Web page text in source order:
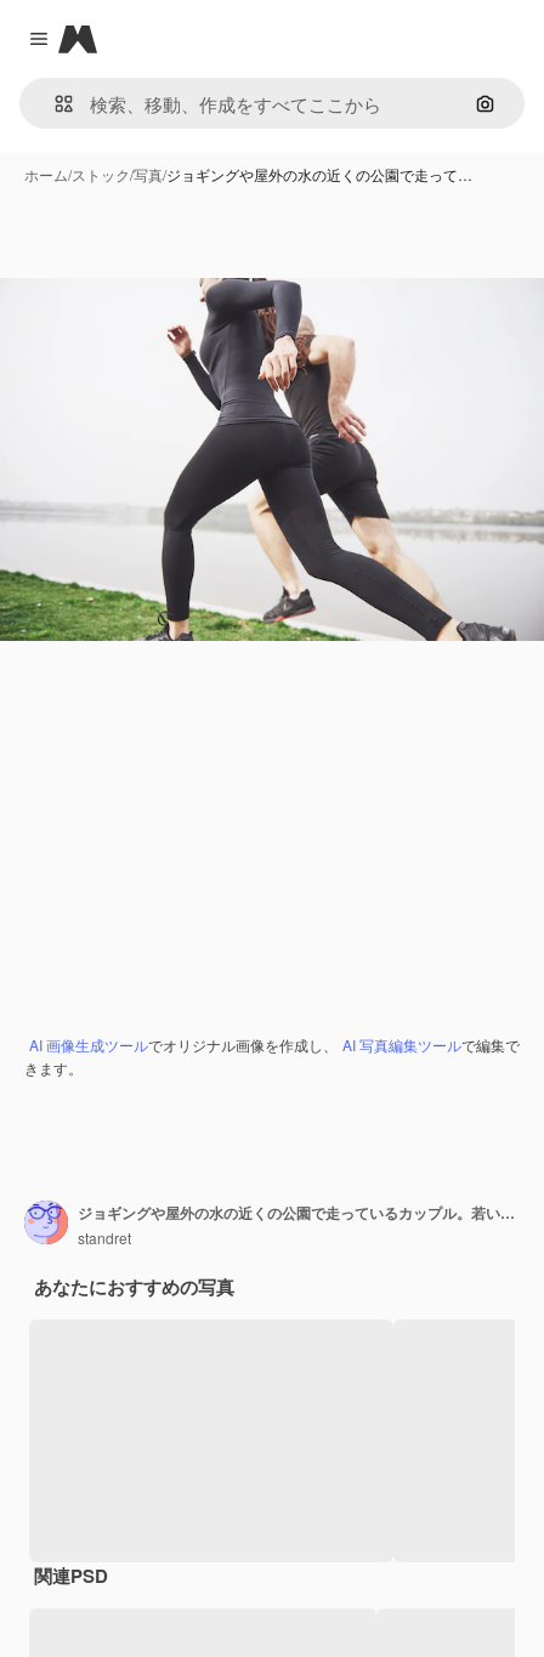
Close menu
Magnific
画像で
ホーム/ストック/写真/ジョギングや屋外の水の近くの公園で走って…
AI 画像生成ツールでオリジナル画像を作成し、 AI 写真編集ツールで編集で
きます。
ジョギングや屋外の水の近くの公園で走っているカップル。若いあごひげを生やした男性と女性が朝一緒に運動
standret
あなたにおすすめの写真
関連PSD